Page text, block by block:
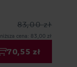
83,00 zł
cena: 83,00 zł
70,55 zł